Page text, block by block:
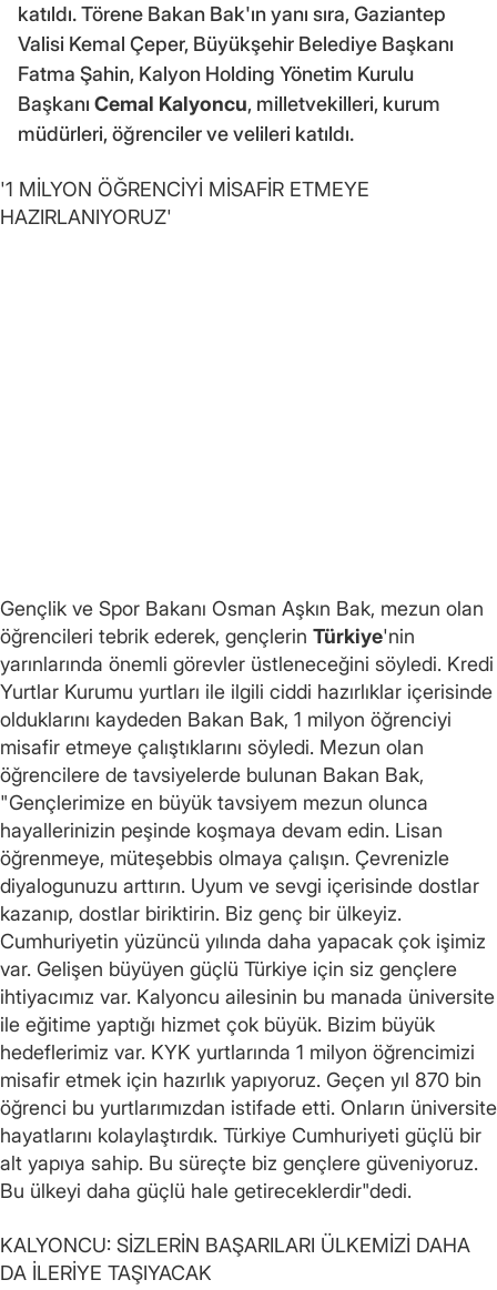
katıldı. Törene Bakan Bak'ın yanı sıra, Gaziantep
Valisi Kemal Çeper, Büyükşehir Belediye Başkanı
Fatma Şahin, Kalyon Holding Yönetim Kurulu
Başkanı Cemal Kalyoncu, milletvekilleri, kurum
müdürleri, öğrenciler ve velileri katıldı.
'1 MİLYON ÖĞRENCİYİ MİSAFİR ETMEYE
HAZIRLANIYORUZ'
Gençlik ve Spor Bakanı Osman Aşkın Bak, mezun olan
öğrencileri tebrik ederek, gençlerin Türkiye'nin
yarınlarında önemli görevler üstleneceğini söyledi. Kredi
Yurtlar Kurumu yurtları ile ilgili ciddi hazırlıklar içerisinde
olduklarını kaydeden Bakan Bak, 1 milyon öğrenciyi
misafir etmeye çalıştıklarını söyledi. Mezun olan
öğrencilere de tavsiyelerde bulunan Bakan Bak,
"Gençlerimize en büyük tavsiyem mezun olunca
hayallerinizin peşinde koşmaya devam edin. Lisan
öğrenmeye, müteşebbis olmaya çalışın. Çevrenizle
diyalogunuzu arttırın. Uyum ve sevgi içerisinde dostlar
kazanıp, dostlar biriktirin. Biz genç bir ülkeyiz.
Cumhuriyetin yüzüncü yılında daha yapacak çok işimiz
var. Gelişen büyüyen güçlü Türkiye için siz gençlere
ihtiyacımız var. Kalyoncu ailesinin bu manada üniversite
ile eğitime yaptığı hizmet çok büyük. Bizim büyük
hedeflerimiz var. KYK yurtlarında 1 milyon öğrencimizi
misafir etmek için hazırlık yapıyoruz. Geçen yıl 870 bin
öğrenci bu yurtlarımızdan istifade etti. Onların üniversite
hayatlarını kolaylaştırdık. Türkiye Cumhuriyeti güçlü bir
alt yapıya sahip. Bu süreçte biz gençlere güveniyoruz.
Bu ülkeyi daha güçlü hale getireceklerdir"dedi.
KALYONCU: SİZLERİN BAŞARILARI ÜLKEMİZİ DAHA
DA İLERİYE TAŞIYACAK